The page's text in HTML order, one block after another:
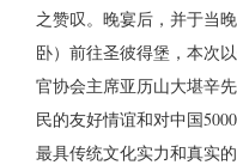
之赞叹。晚宴后，并于当
卧）前往圣彼得堡，本次
官协会主席亚历山大堪辛
民的友好情谊和对中国
最具传统文化实力和真实